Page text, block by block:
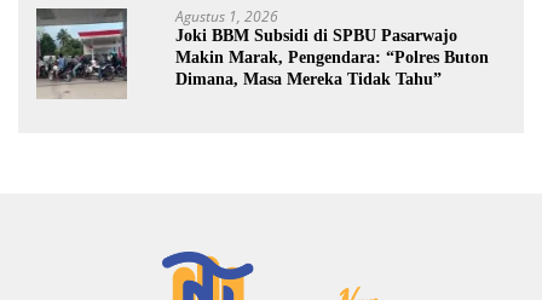
Agustus 1, 2026
Joki BBM Subsidi di SPBU Pasarwajo
Makin Marak, Pengendara: “Polres Buton
Dimana, Masa Mereka Tidak Tahu”